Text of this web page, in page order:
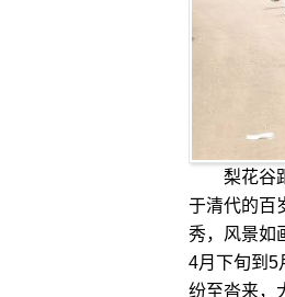
梨花谷距
于清代的百
秀，风景如
4月下旬到5
纷至沓来，